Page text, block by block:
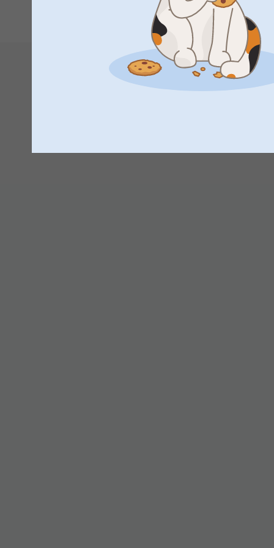
Lämmin kiitos 5 tähdestä ja palautteestasi –
samppanjalaseista. Toivottavasti lahjan saaja
Lämpimin terveisin,
Miia @smartphoto
1